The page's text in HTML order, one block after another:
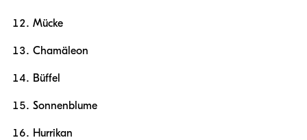
Mücke
Chamäleon
Büffel
Sonnenblume
Hurrikan